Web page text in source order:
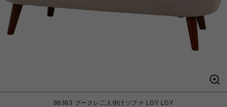
86363 ブークレ二人掛けソファ LGY LGY